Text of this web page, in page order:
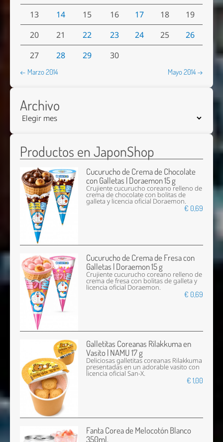
13
14 15 16 17 18
19
20
21 22 23 24 25
26
27
28 29 30
← Marzo 2014 Mayo 2014 →
Archivo
Productos en JaponShop
Cucurucho de Crema de Chocolate
con Galletas | Doraemon 15 g
Crujiente cucurucho coreano relleno de
crema de chocolate con bolitas de
galleta y licencia oficial Doraemon.
€ 0,69
Cucurucho de Crema de Fresa con
Galletas | Doraemon 15 g
Crujiente cucurucho coreano relleno de
crema de fresa con bolitas de galleta y
licencia oficial Doraemon.
€ 0,69
Galletitas Coreanas Rilakkuma en
Vasito | NAMU 17 g
Deliciosas galletitas coreanas Rilakkuma
presentadas en un adorable vasito con
licencia oficial San-X.
€ 1,00
Fanta Corea de Melocotón Blanco
350ml.